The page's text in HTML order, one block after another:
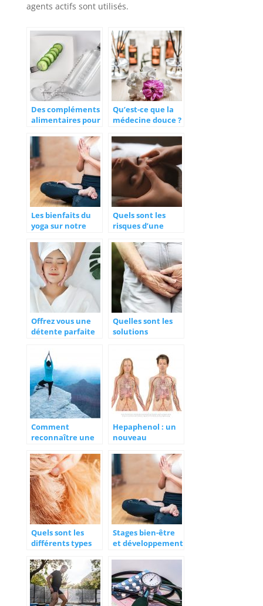
agents actifs sont utilisés.
Des compléments
alimentaires pour
Qu’est-ce que la
médecine douce ?
Les bienfaits du
yoga sur notre
Quels sont les
risques d’une
de vie ?
Offrez vous une
détente parfaite
visage à la maison
Lutétia
Quelles sont les
solutions
connaître pour
guérir
l’incontinence
urinaire ?
Comment
reconnaître une
Hepaphenol : un
nouveau
prendre soin de
votre foie
Quels sont les
différents types
surdité ?
Stages bien-être
et développement
évènements